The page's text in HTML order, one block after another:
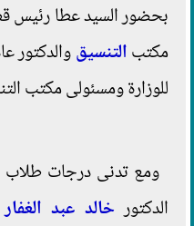
بحضور السيد عطا رئيس
مكتبالتنسيقوالدكتور
للوزارة ومسئولى مكتب
ومع تدنى درجات طلاب
الدكتور خالد عبد الغفار